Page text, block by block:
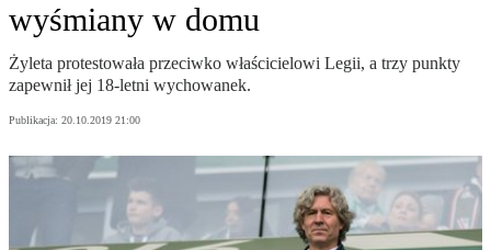
wyśmiany w domu
Żyleta protestowała przeciwko właścicielowi Legii, a trzy punkty
zapewnił jej 18-letni wychowanek.
Publikacja: 20.10.2019 21:00